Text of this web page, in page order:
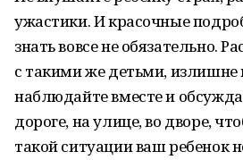
ужастики. И красочные
знать вовсе не обязательно.
с такими же детьми, излишне
наблюдайте вместе и
дороге, на улице, во дворе,
такой ситуации ваш ребенок